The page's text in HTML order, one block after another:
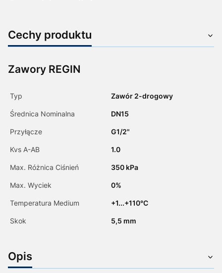
Cechy produktu
Zawory REGIN
Typ Zawór 2-drogowy
Średnica Nominalna DN15
Przyłącze G1/2"
Kvs A-AB 1.0
Max. Różnica Ciśnień 350 kPa
Max. Wyciek 0%
Temperatura Medium +1...+110°C
Skok 5,5 mm
Opis